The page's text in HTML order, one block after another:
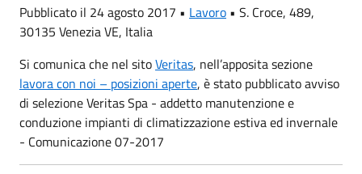
Pubblicato il 24 agosto 2017 • Lavoro • S. Croce, 489,
30135 Venezia VE, Italia
Si comunica che nel sitoVeritas, nell’apposita sezione
lavora con noi – posizioni aperte, è stato pubblicato avviso
di selezione Veritas Spa - addetto manutenzione e
conduzione impianti di climatizzazione estiva ed invernale
- Comunicazione 07-2017